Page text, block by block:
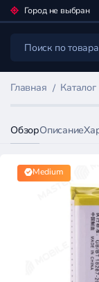
Город не выбран
Каталог
Главная Каталог
ОбзорОписание
Medium